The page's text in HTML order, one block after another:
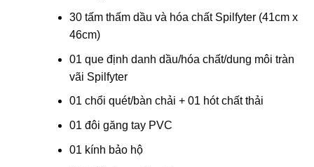
30 tấm thấm dầu và hóa chất Spilfyter (41cm x
46cm)
01 que định danh dầu/hóa chất/dung môi tràn
vãi Spilfyter
01 chổi quét/bàn chải + 01 hót chất thải
01 đôi găng tay PVC
01 kính bảo hộ